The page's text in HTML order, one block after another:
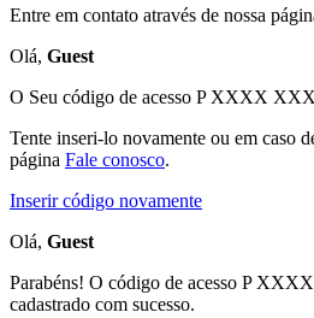
Entre em contato através de nossa
Olá, Guest
O Seu código de acesso P XXXX
Tente inseri-lo novamente ou em caso
página Fale conosco.
Inserir código novamente
Olá, Guest
Parabéns! O código de acesso P
cadastrado com sucesso.